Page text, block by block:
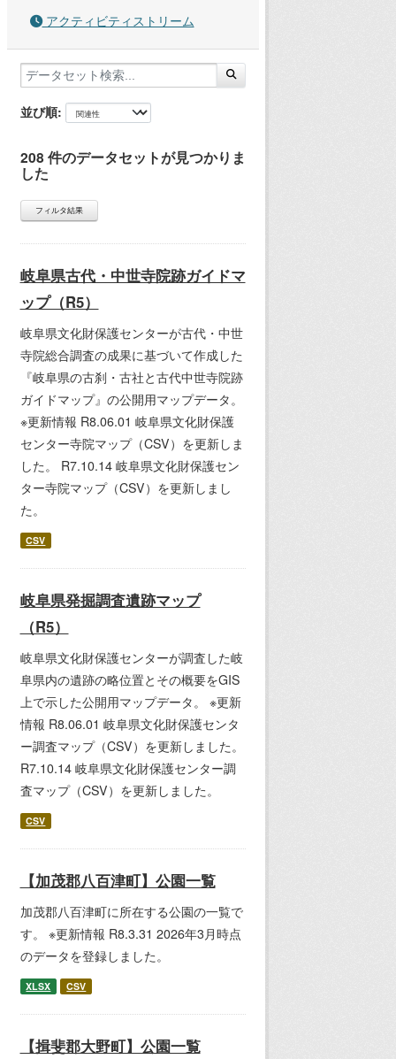
アクティビティストリーム
並び順
208 件のデータセットが見つかりま
した
フィルタ結果
岐阜県古代・中世寺院跡ガイドマ
ップ（R5）
岐阜県文化財保護センターが古代・中世
寺院総合調査の成果に基づいて作成した
『岐阜県の古刹・古社と古代中世寺院跡
ガイドマップ』の公開用マップデータ。
※更新情報 R8.06.01 岐阜県文化財保護
センター寺院マップ（CSV）を更新しま
した。 R7.10.14 岐阜県文化財保護セン
ター寺院マップ（CSV）を更新しまし
た。
CSV
岐阜県発掘調査遺跡マップ
（R5）
岐阜県文化財保護センターが調査した岐
阜県内の遺跡の略位置とその概要をGIS
上で示した公開用マップデータ。 ※更新
情報 R8.06.01 岐阜県文化財保護センタ
ー調査マップ（CSV）を更新しました。
R7.10.14 岐阜県文化財保護センター調
査マップ（CSV）を更新しました。
CSV
【加茂郡八百津町】公園一覧
加茂郡八百津町に所在する公園の一覧で
す。 ※更新情報 R8.3.31 2026年3月時点
のデータを登録しました。
XLSX CSV
【揖斐郡大野町】公園一覧